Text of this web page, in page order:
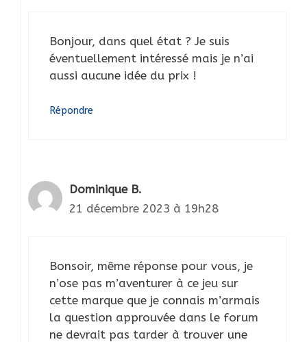
Bonjour, dans quel état ? Je suis
éventuellement intéressé mais je n’ai
aussi aucune idée du prix !
Répondre
Dominique B.
21 décembre 2023 à 19h28
Bonsoir, même réponse pour vous, je
n’ose pas m’aventurer à ce jeu sur
cette marque que je connais m’armais
la question approuvée dans le forum
ne devrait pas tarder à trouver une